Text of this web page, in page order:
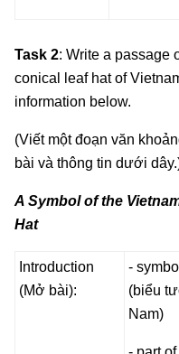
Task 2: Write a passage
conical leaf hat of
information below.
(Viết một đoạn văn
bài và thông tin dưới
A Symbol of the
Hat
Introduction
(Mở bài):
-
(biểu
Nam)